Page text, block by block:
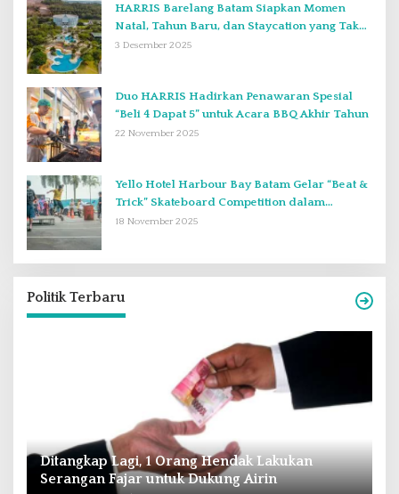
HARRIS Barelang Batam Siapkan Momen
Natal, Tahun Baru, dan Staycation yang Tak
Terlupakan di Desember 2025
3 Desember 2025
Duo HARRIS Hadirkan Penawaran Spesial
“Beli 4 Dapat 5” untuk Acara BBQ Akhir Tahun
22 November 2025
Yello Hotel Harbour Bay Batam Gelar “Beat &
Trick” Skateboard Competition dalam
Perayaan Anniversary ke-2
18 November 2025
Politik Terbaru
Andra Soni : Perbaiki Pendidikan dan
Tingkatkan SDM Untuk Banten Lebih Maju